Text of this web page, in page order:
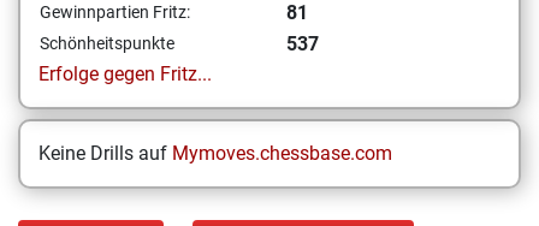
Gewinnpartien Fritz: 81
Schönheitspunkte
537
Erfolge gegen Fritz...
Keine Drills auf Mymoves.chessbase.com